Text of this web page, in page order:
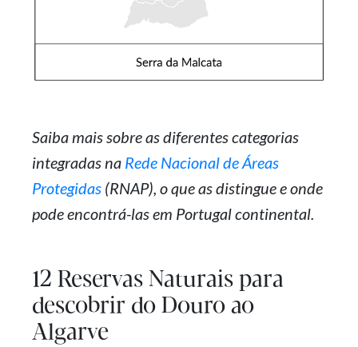
Saiba mais sobre as diferentes categorias
integradas na Rede Nacional de Áreas
Protegidas (RNAP), o que as distingue e onde
pode encontrá-las em Portugal continental.
12 Reservas Naturais para
descobrir do Douro ao
Algarve